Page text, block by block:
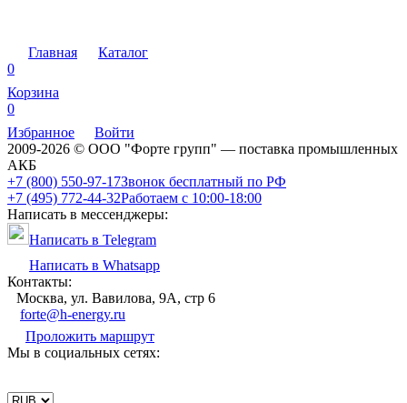
Главная
Каталог
0
Корзина
0
Избранное
Войти
2009-2026 © ООО "Форте групп" — поставка промышленных
АКБ
+7 (800) 550-97-17Звонок бесплатный по РФ
+7 (495) 772-44-32Работаем с 10:00-18:00
Написать в мессенджеры:
Написать в Telegram
Написать в Whatsapp
Контакты:
Москва, ул. Вавилова, 9А, стр 6
forte@h-energy.ru
Проложить маршрут
Мы в социальных сетях: